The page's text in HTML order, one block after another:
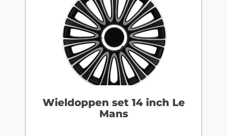
Wieldoppen set 14 inch Le
Mans